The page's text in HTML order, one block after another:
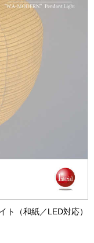
ト（和紙／LED対応）